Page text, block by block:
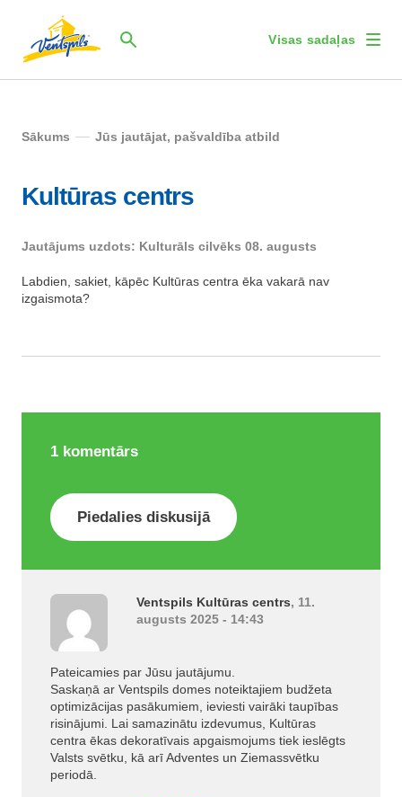
Visas sadaļas
Sākums Jūs jautājat, pašvaldība atbild
Kultūras centrs
Jautājums uzdots: Kulturāls cilvēks 08. augusts
Labdien, sakiet, kāpēc Kultūras centra ēka vakarā nav
izgaismota?
1 komentārs
Piedalies diskusijā
Ventspils Kultūras centrs, 11.
augusts 2025 - 14:43
Pateicamies par Jūsu jautājumu.
Saskaņā ar Ventspils domes noteiktajiem budžeta
optimizācijas pasākumiem, ieviesti vairāki taupības
risinājumi. Lai samazinātu izdevumus, Kultūras
centra ēkas dekoratīvais apgaismojums tiek ieslēgts
Valsts svētku, kā arī Adventes un Ziemassvētku
periodā.